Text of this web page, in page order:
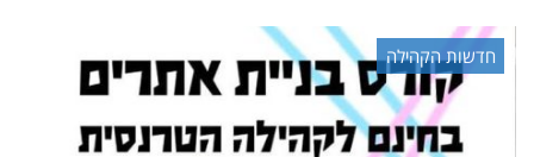
חדשות הקהילה